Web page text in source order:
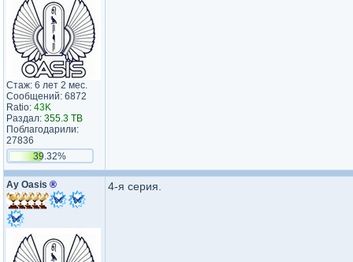
Стаж: 6 лет 2 мес.
Сообщений: 6872
Ratio: 43K
Раздал: 355.3 TB
Поблагодарили:
27836
39.32%
Ay Oasis ® 4-я серия.